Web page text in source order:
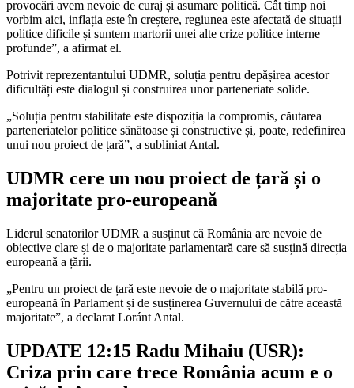
provocări avem nevoie de curaj și asumare politică. Cât timp noi
vorbim aici, inflația este în creștere, regiunea este afectată de situații
politice dificile și suntem martorii unei alte crize politice interne
profunde”, a afirmat el.
Potrivit reprezentantului UDMR, soluția pentru depășirea acestor
dificultăți este dialogul și construirea unor parteneriate solide.
„Soluția pentru stabilitate este dispoziția la compromis, căutarea
parteneriatelor politice sănătoase și constructive și, poate, redefinirea
unui nou proiect de țară”, a subliniat Antal.
UDMR cere un nou proiect de țară și o
majoritate pro-europeană
Liderul senatorilor UDMR a susținut că România are nevoie de
obiective clare și de o majoritate parlamentară care să susțină direcția
europeană a țării.
„Pentru un proiect de țară este nevoie de o majoritate stabilă pro-
europeană în Parlament și de susținerea Guvernului de către această
majoritate”, a declarat Loránt Antal.
UPDATE 12:15 Radu Mihaiu (USR):
Criza prin care trece România acum e o